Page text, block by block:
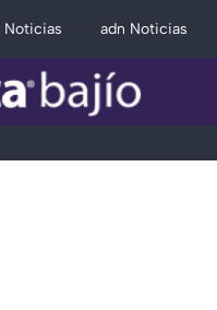
Noticias adn Noticias